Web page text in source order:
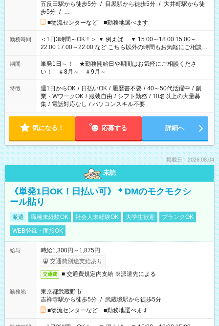
五反田駅から徒歩5分 / 目黒駅から徒歩5分 / 大井町駅から徒
歩5分 / …
■物流センターなど ■勤務地選べます
勤務時間
＜1日3時間～OK！＞ ▼ 例えば… ▼ 15:00～18:00 15:00～
22:00 17:00～22:00 など こちら以外の時間もお気軽にご相談く
ださい！
期間
単発1日～！ ★勤務開始日や期間はお気軽にご相談くださ
い！ ＃8月～ ＃9月～
特徴 週1日からOK / 日払いOK / 履歴書不要 / 40～50代活躍中 / 副
業・WワークOK / 服装自由 / シフト勤務 / 10名以上の大量募
集 / 電話対応なし / パソコンスキル不要
気になる！ 応募する 詳細へ
掲載日：2026.08.04
未読
《単発1日OK！日払い可》＊DMのモクモクシ
ール貼り
派遣 職種未経験OK 社会人未経験OK 大学生歓迎
ブランクOK
WEB登録・面接OK
給与
時給1,300円～1,875円
交通費別途支給あり
交通費 ■ 交通費規定内支給 ※派遣先による
勤務地
東京都武蔵野市
吉祥寺駅から徒歩5分 / 武蔵境駅から徒歩5分
■物流センターなど ■勤務地選べます